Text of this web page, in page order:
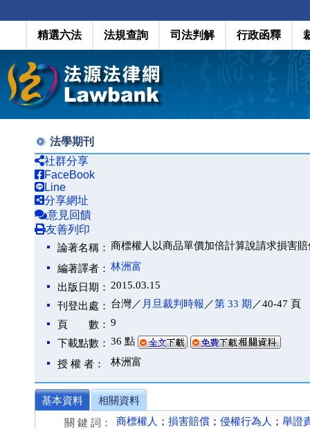
精選六法 法規查詢 司法判解 行政函釋
法學期刊
社群分享
FaceBook
Line
分享網址
意見回饋
友善列印
論著名稱： 商標權人以商品單價加倍計算說請求損害
編著譯者： 林洲富
出版日期： 2015.03.15
刊登出處： 台灣／ 月旦裁判時報 ／第 33 期 ／40-47 頁
頁 數： 9
下載點數： 36 點
授 權 者： 林洲富
基本資料
相關資料
關 鍵 詞：
商標權人 ； 損害賠償 ； 侵權行為人 ； 舉證